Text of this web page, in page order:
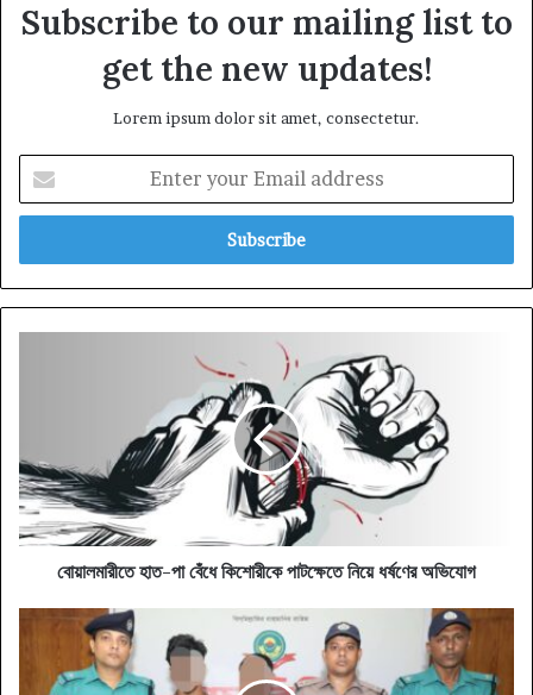
Subscribe to our mailing list to
get the new updates!
Lorem ipsum dolor sit amet, consectetur.
your
Email
পাটক্ষেতে
নিয়ে
ধর্ষণের
অভিযোগ
বোয়ালমারীতে হাত-পা বেঁধে কিশোরীকে পাটক্ষেতে নিয়ে ধর্ষণের অভিযোগ